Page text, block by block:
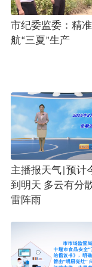
市纪委监委：精
航“三夏”生产
主播报天气|预计
到明天 多云有分
雷阵雨